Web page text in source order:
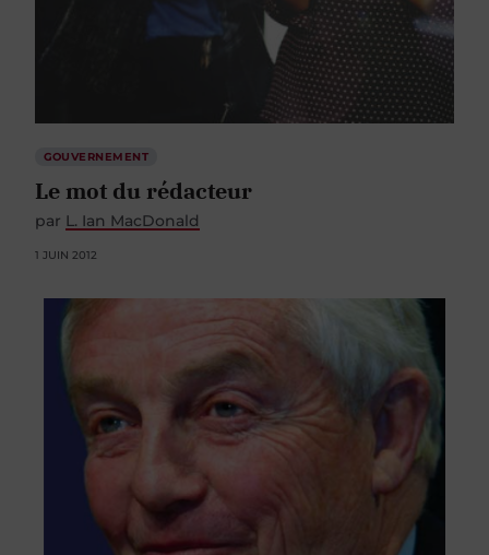
GOUVERNEMENT
Le mot du rédacteur
par L. Ian MacDonald
1 JUIN 2012